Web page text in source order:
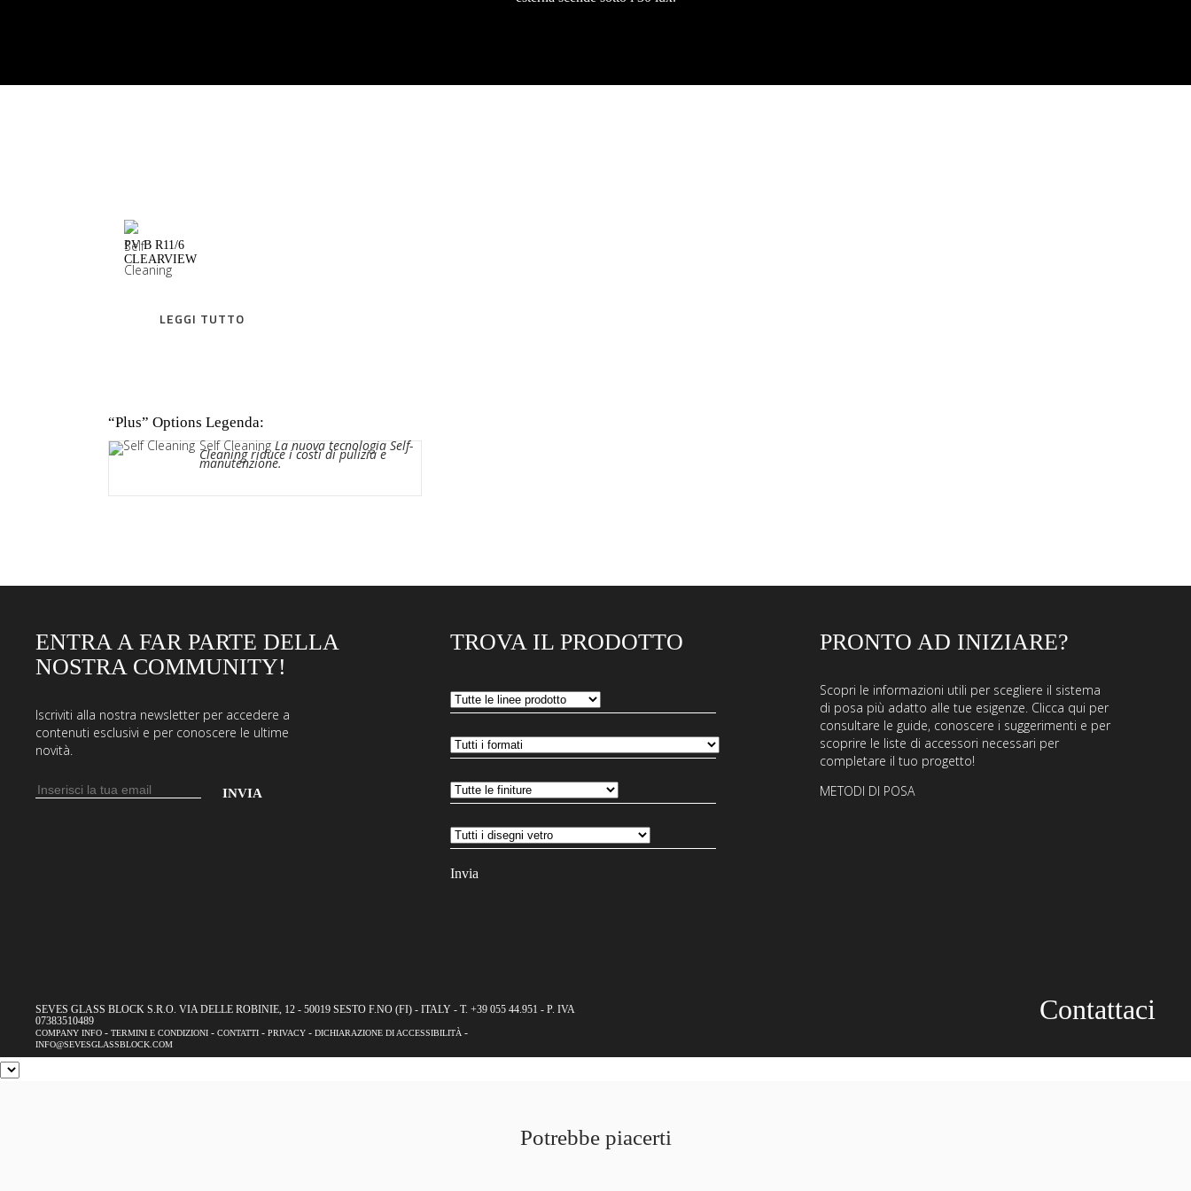
PV B R11/6
CLEARVIEW
LEGGI TUTTO
“Plus” Options Legenda:
Self CleaningLa nuova tecnologia Self-
Cleaning riduce i costi di pulizia e
manutenzione.
ENTRA A FAR PARTE DELLA
NOSTRA COMMUNITY!
Iscriviti alla nostra newsletter per accedere a
contenuti esclusivi e per conoscere le ultime
novità.
Indirizzo
nostra
newsletter
TROVA IL PRODOTTO PRONTO AD INIZIARE?
Scopri le informazioni utili per scegliere il sistema
di posa più adatto alle tue esigenze. Clicca qui per
consultare le guide, conoscere i suggerimenti e per
scoprire le liste di accessori necessari per
completare il tuo progetto!
METODI DI POSA
SEVES GLASS BLOCK S.R.O. VIA DELLE ROBINIE, 12 - 50019 SESTO F.NO (FI) - ITALY - T. +39 055 44.951 - P. IVA
07383510489
COMPANY INFO -TERMINI E CONDIZIONI -CONTATTI -PRIVACY -DICHIARAZIONE DI ACCESSIBILITÀ -
INFO@SEVESGLASSBLOCK.COM
Contattaci
Potrebbe piacerti